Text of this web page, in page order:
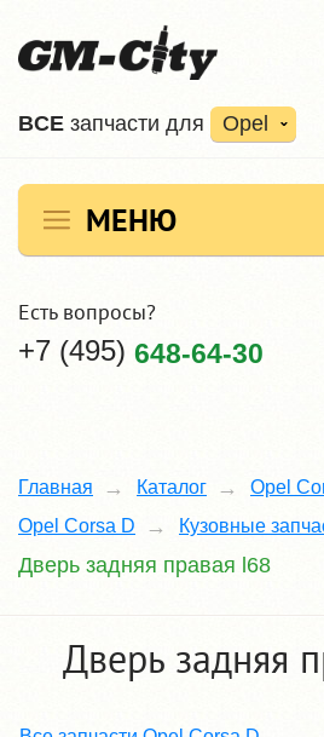
ВCE запчасти для Opel
МЕНЮ
Есть вопросы?
+7 (495) 648-64-30
Главная Каталог
Opel
Opel Corsa D
Кузовные
Дверь задняя правая l68
Дверь задняя